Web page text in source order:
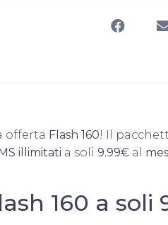
offerta Flash 160! Il
illimitati a soli 9.99€ al
160 a soli